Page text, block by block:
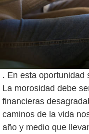
. En esta oportunidad
La morosidad debe
financieras
caminos de la vida
año y medio que